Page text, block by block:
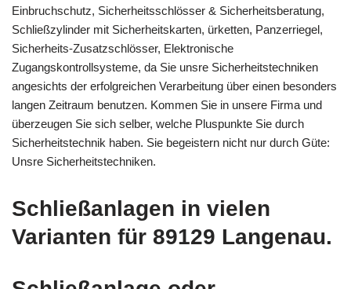
Einbruchschutz, Sicherheitsschlösser & Sicherheitsberatung,
Schließzylinder mit Sicherheitskarten, ürketten, Panzerriegel,
Sicherheits-Zusatzschlösser, Elektronische
Zugangskontrollsysteme, da Sie unsre Sicherheitstechniken
angesichts der erfolgreichen Verarbeitung über einen besonders
langen Zeitraum benutzen. Kommen Sie in unsere Firma und
überzeugen Sie sich selber, welche Pluspunkte Sie durch
Sicherheitstechnik haben. Sie begeistern nicht nur durch Güte:
Unsre Sicherheitstechniken.
Schließanlagen in vielen
Varianten für 89129 Langenau.